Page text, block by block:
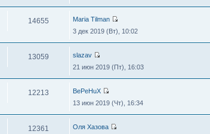
14655
Maria Tilman
3 дек 2019 (Вт), 10:02
13059
slazav
21 июн 2019 (Пт), 16:03
12213
BePeHuX
13 июн 2019 (Чт), 16:34
12361
Оля Хазова